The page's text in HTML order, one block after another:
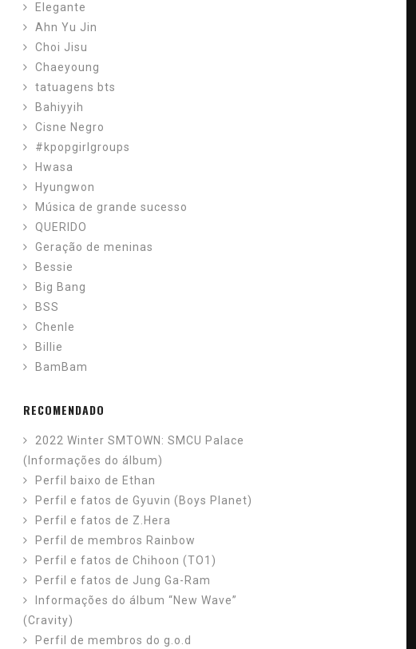
Elegante
Ahn Yu Jin
Choi Jisu
Chaeyoung
tatuagens bts
Bahiyyih
Cisne Negro
#kpopgirlgroups
Hwasa
Hyungwon
Música de grande sucesso
QUERIDO
Geração de meninas
Bessie
Big Bang
BSS
Chenle
Billie
BamBam
RECOMENDADO
2022 Winter SMTOWN: SMCU Palace
(Informações do álbum)
Perfil baixo de Ethan
Perfil e fatos de Gyuvin (Boys Planet)
Perfil e fatos de Z.Hera
Perfil de membros Rainbow
Perfil e fatos de Chihoon (TO1)
Perfil e fatos de Jung Ga-Ram
Informações do álbum “New Wave”
(Cravity)
Perfil de membros do g.o.d